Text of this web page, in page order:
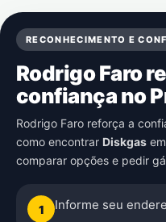
RECONHECIMENTO E
Rodrigo Faro
confiança no
Rodrigo Faro reforça a
como encontrar Diskgas em
comparar opções e pedir
1 Informe seu